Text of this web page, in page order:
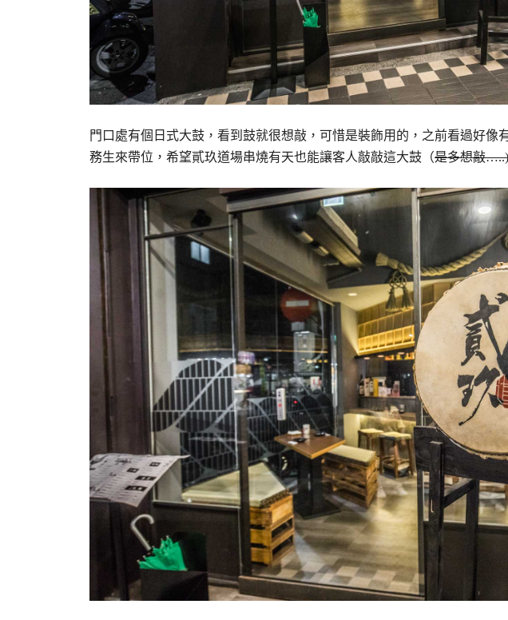
門口處有個日式大鼓，看到鼓就很想敲，可惜是裝飾用的，之前看過好像
務生來帶位，希望貳玖道場串燒有天也能讓客人敲敲這大鼓（是多想敲…..)